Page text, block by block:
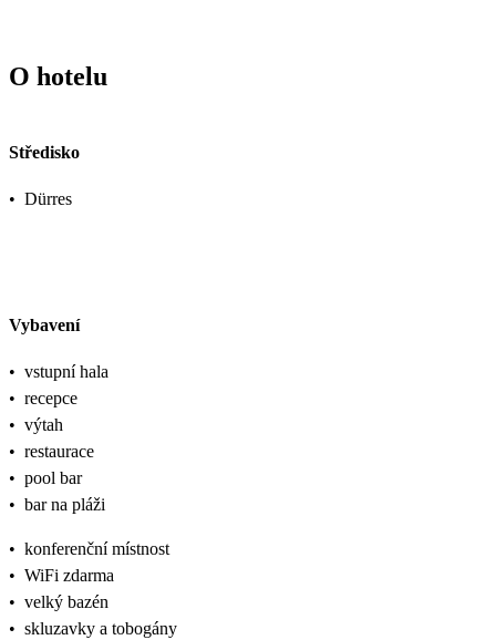
O hotelu
Středisko
• Dürres
Vybavení
• vstupní hala
• recepce
• výtah
• restaurace
• pool bar
• bar na pláži
• konferenční místnost
• WiFi zdarma
• velký bazén
• skluzavky a tobogány